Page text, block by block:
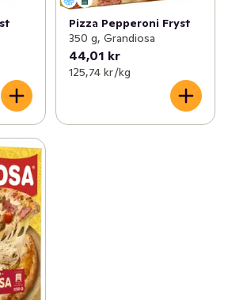
Pizza Pepperoni Fryst
350 g, Grandiosa
44,01 kr
125,74 kr /kg